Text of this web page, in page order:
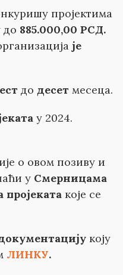
пројектима
до 885.000,00 РСД.
је
до десет месеца.
у 2024.
о овом позиву и
у Смерницама
које се
коју
ЛИНКУ.